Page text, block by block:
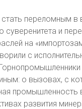
переломным в
суверенитета и
на
с
о вызовах, с
промышленность
развития